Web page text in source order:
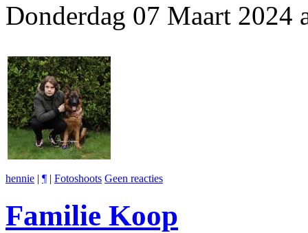
Donderdag 07 Maart 2024
hennie | ¶ | Fotoshoots Geen reacties
Familie Koop